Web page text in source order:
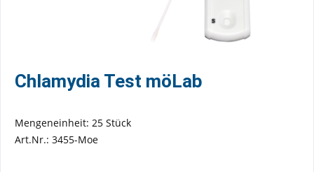
Chlamydia Test möLab
Mengeneinheit: 25 Stück
Art.Nr.: 3455-Moe